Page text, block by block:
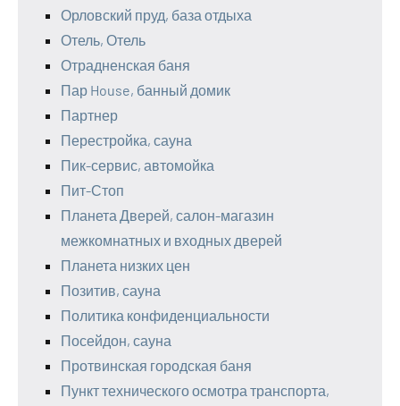
Орловский пруд, база отдыха
Отель, Отель
Отрадненская баня
Пар House, банный домик
Партнер
Перестройка, сауна
Пик-сервис, автомойка
Пит-Стоп
Планета Дверей, салон-магазин
межкомнатных и входных дверей
Планета низких цен
Позитив, сауна
Политика конфиденциальности
Посейдон, сауна
Протвинская городская баня
Пункт технического осмотра транспорта,